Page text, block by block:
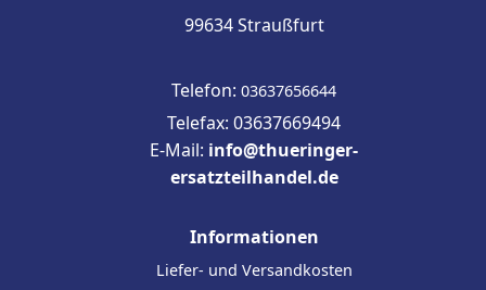
99634 Straußfurt
Telefon: 03637656644
Telefax: 03637669494
E-Mail: info@thueringer-
ersatzteilhandel.de
Informationen
Liefer- und Versandkosten